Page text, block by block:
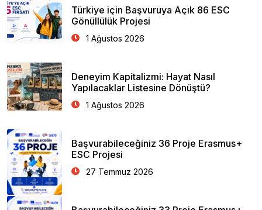
Türkiye için Başvuruya Açık 86 ESC
Gönüllülük Projesi
1 Ağustos 2026
Deneyim Kapitalizmi: Hayat Nasıl
Yapılacaklar Listesine Dönüştü?
1 Ağustos 2026
Başvurabileceğiniz 36 Proje Erasmus+
ESC Projesi
27 Temmuz 2026